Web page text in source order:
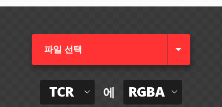
파일 선택
TCR 에 RGBA